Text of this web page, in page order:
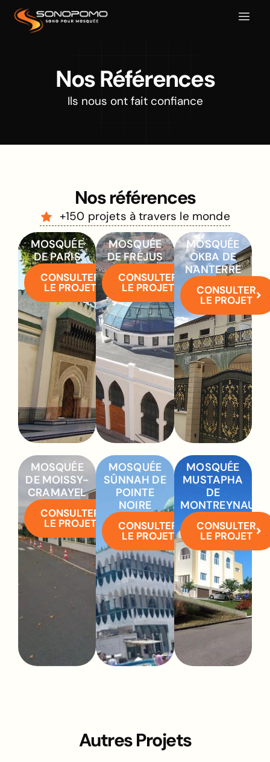
Nos Références
Ils nous ont fait confiance
Nos références
+150 projets à travers le monde
MOSQUÉE
DE PARIS
CONSULTER
LE PROJET
MOSQUÉE
DE FRÉJUS
CONSULTER
LE PROJET
MOSQUÉE
OKBA DE
NANTERRE
CONSULTER
LE PROJET
MOSQUÉE
DE MOISSY-
CRAMAYEL
CONSULTER
LE PROJET
MOSQUÉE
SÛNNAH DE
POINTE
NOIRE
CONSULTER
LE PROJET
MOSQUÉE
MUSTAPHA
DE
MONTREYNAUD
CONSULTER
LE PROJET
Autres Projets